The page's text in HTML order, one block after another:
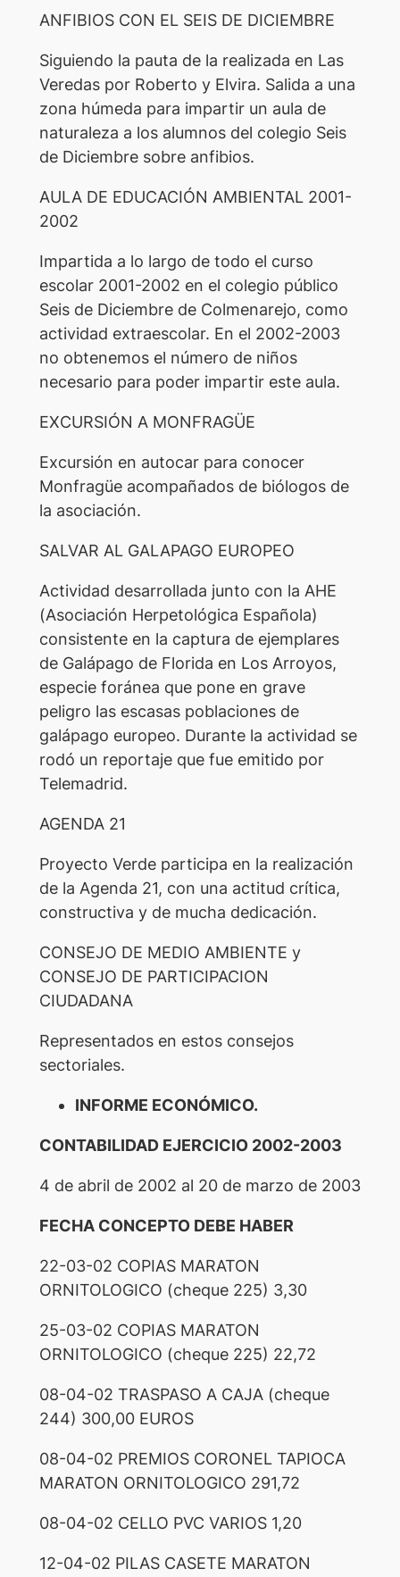
ANFIBIOS CON EL SEIS DE DICIEMBRE
Siguiendo la pauta de la realizada en Las
Veredas por Roberto y Elvira. Salida a una
zona húmeda para impartir un aula de
naturaleza a los alumnos del colegio Seis
de Diciembre sobre anfibios.
AULA DE EDUCACIÓN AMBIENTAL 2001-
2002
Impartida a lo largo de todo el curso
escolar 2001-2002 en el colegio público
Seis de Diciembre de Colmenarejo, como
actividad extraescolar. En el 2002-2003
no obtenemos el número de niños
necesario para poder impartir este aula.
EXCURSIÓN A MONFRAGÜE
Excursión en autocar para conocer
Monfragüe acompañados de biólogos de
la asociación.
SALVAR AL GALAPAGO EUROPEO
Actividad desarrollada junto con la AHE
(Asociación Herpetológica Española)
consistente en la captura de ejemplares
de Galápago de Florida en Los Arroyos,
especie foránea que pone en grave
peligro las escasas poblaciones de
galápago europeo. Durante la actividad se
rodó un reportaje que fue emitido por
Telemadrid.
AGENDA 21
Proyecto Verde participa en la realización
de la Agenda 21, con una actitud crítica,
constructiva y de mucha dedicación.
CONSEJO DE MEDIO AMBIENTE y
CONSEJO DE PARTICIPACION
CIUDADANA
Representados en estos consejos
sectoriales.
INFORME ECONÓMICO.
CONTABILIDAD EJERCICIO 2002-2003
4 de abril de 2002 al 20 de marzo de 2003
FECHA CONCEPTO DEBE HABER
22-03-02 COPIAS MARATON
ORNITOLOGICO (cheque 225) 3,30
25-03-02 COPIAS MARATON
ORNITOLOGICO (cheque 225) 22,72
08-04-02 TRASPASO A CAJA (cheque
244) 300,00 EUROS
08-04-02 PREMIOS CORONEL TAPIOCA
MARATON ORNITOLOGICO 291,72
08-04-02 CELLO PVC VARIOS 1,20
12-04-02 PILAS CASETE MARATON